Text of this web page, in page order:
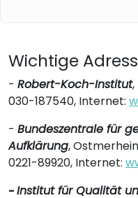
Wichtige
- Robert-Koch-Institut
030-187540, Internet:
- Bundeszentrale für
Aufklärung,
0221-89920, Internet:
-Institut für Qualität